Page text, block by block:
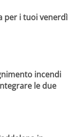
per i tuoi venerdì
incendi
le due